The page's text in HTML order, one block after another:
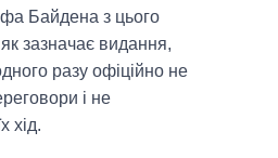
Байдена з цього
зазначає видання,
разу офіційно не
і не
хід.